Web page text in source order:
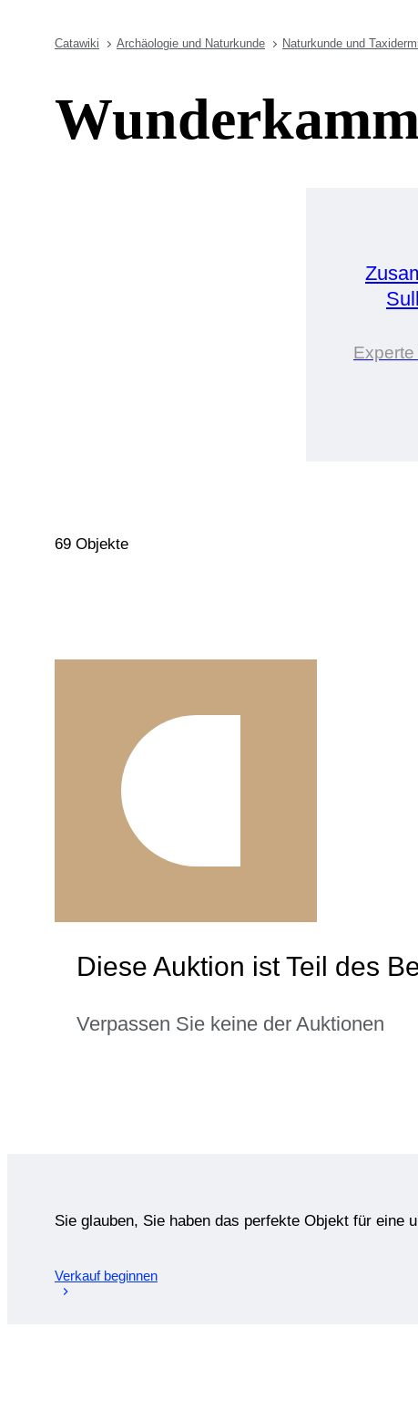
Catawiki Archäologie und Naturkunde Naturkunde und
69 Objekte
Diese Auktion ist Teil des
Verpassen Sie keine der Auktionen
Sie glauben, Sie haben das perfekte Objekt für eine
Verkauf beginnen